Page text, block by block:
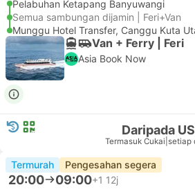
Pelabuhan Ketapang Banyuwangi
Semua sambungan dijamin | Feri+Van
Munggu Hotel Transfer, Canggu Kuta
Van + Ferry | Feri
Asia Book Now
Daripada
Termasuk Cukai setiap
Termurah Pengesahan segera
20:00 09:00+1 12j